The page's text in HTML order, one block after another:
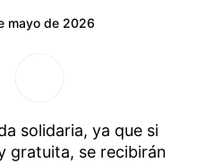
mayo de 2026
solidaria, ya que si
gratuita, se recibirán